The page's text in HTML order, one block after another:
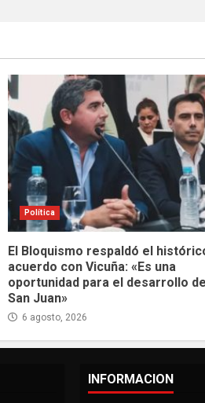
Política
El Bloquismo respaldó el
acuerdo con Vicuña: «Es una
oportunidad para el desarrollo de
San Juan»
6 agosto, 2026
INFORMACION